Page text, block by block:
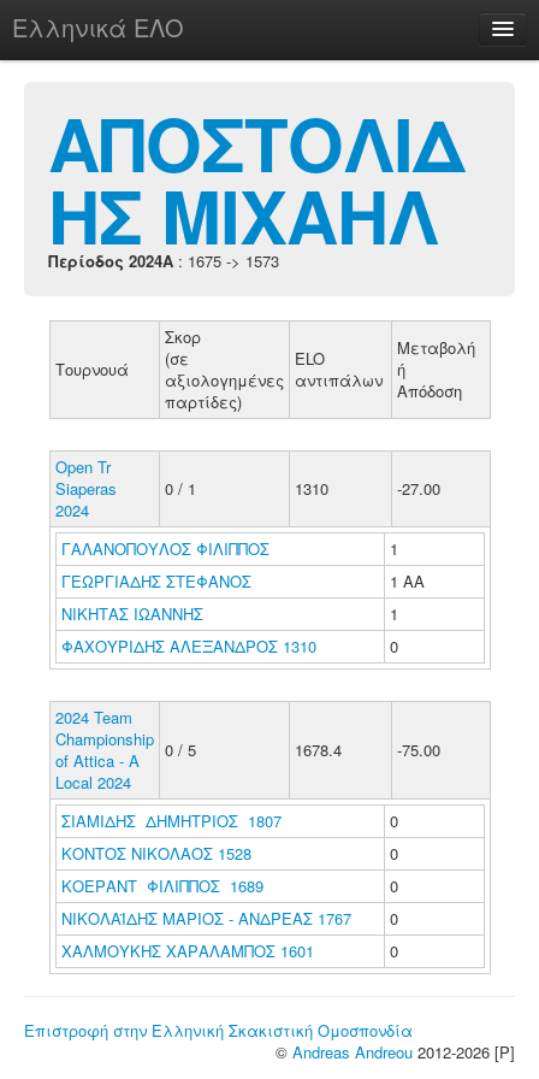
Ελληνικά ΕΛΟ
chesstu.be @ discord
Login
ΑΠΟΣΤΟΛΙΔ
ΗΣ ΜΙΧΑΗΛ
Περίοδος 2024A : 1675 -> 1573
Τουρνουά
Σκορ
(σε
αξιολογημένες
παρτίδες)
ELO
αντιπάλων
Μεταβολή
ή
Απόδοση
Open Tr
Siaperas
2024
0 / 1 1310 -27.00
ΓΑΛΑΝΟΠΟΥΛΟΣ ΦΙΛΙΠΠΟΣ
1
ΓΕΩΡΓΙΑΔΗΣ ΣΤΕΦΑΝΟΣ
1 ΑΑ
ΝΙΚΗΤΑΣ ΙΩΑΝΝΗΣ
1
ΦΑΧΟΥΡΙΔΗΣ ΑΛΕΞΑΝΔΡΟΣ 1310
0
2024 Team
Championship
of Attica - A
Local 2024
0 / 5 1678.4 -75.00
ΣΙΑΜΙΔΗΣ ΔΗΜΗΤΡΙΟΣ 1807
0
ΚΟΝΤΟΣ ΝΙΚΟΛΑΟΣ 1528
0
ΚΟΕΡΑΝΤ ΦΙΛΙΠΠΟΣ 1689
0
ΝΙΚΟΛΑΪΔΗΣ ΜΑΡΙΟΣ - ΑΝΔΡΕΑΣ 1767
0
ΧΑΛΜΟΥΚΗΣ ΧΑΡΑΛΑΜΠΟΣ 1601
0
Επιστροφή στην Ελληνική Σκακιστική Ομοσπονδία
© Andreas Andreou 2012-2026 [P]